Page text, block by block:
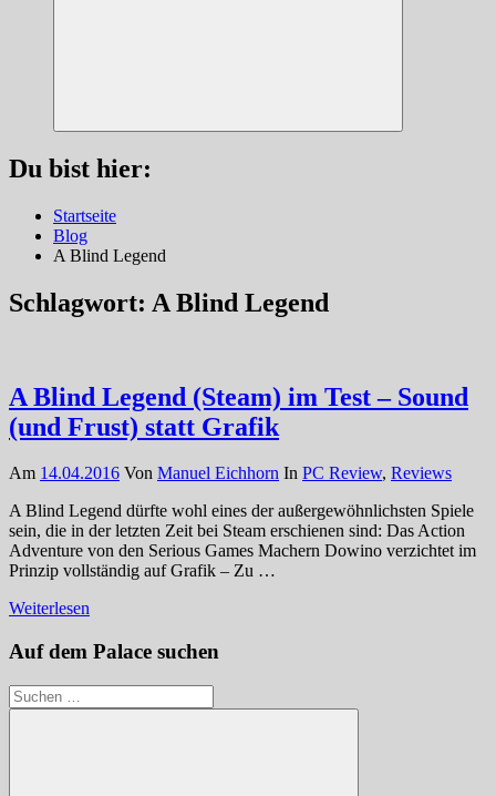
Suchen
Du bist hier:
Startseite
Blog
A Blind Legend
Schlagwort: A Blind Legend
A Blind Legend (Steam) im Test – Sound
(und Frust) statt Grafik
Am 14.04.2016 Von Manuel Eichhorn In PC Review, Reviews
A Blind Legend dürfte wohl eines der außergewöhnlichsten Spiele
sein, die in der letzten Zeit bei Steam erschienen sind: Das Action
Adventure von den Serious Games Machern Dowino verzichtet im
Prinzip vollständig auf Grafik – Zu …
Weiterlesen
Auf dem Palace suchen
Suchen
nach: